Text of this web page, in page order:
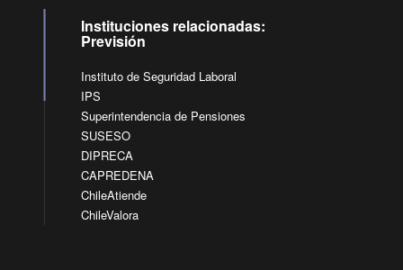
Instituciones relacionadas:
Previsión
Instituto de Seguridad Laboral
IPS
Superintendencia de Pensiones
SUSESO
DIPRECA
CAPREDENA
ChileAtiende
ChileValora